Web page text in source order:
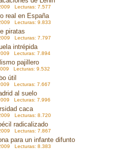
Lecturas: 7.577
real en España
Lecturas: 9.833
piratas
Lecturas: 7.797
intrépida
Lecturas: 7.894
pajillero
Lecturas: 9.532
útil
Lecturas: 7.667
al suelo
Lecturas: 7.996
caca
Lecturas: 8.720
radicalizado
Lecturas: 7.867
para un infante difunto
Lecturas: 8.383